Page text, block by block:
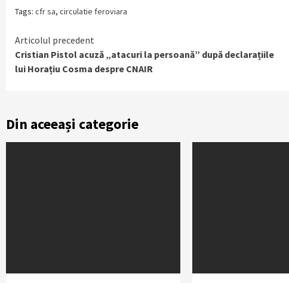
Tags: cfr sa, circulatie feroviara
Continue
Reading
Articolul precedent
Cristian Pistol acuză „atacuri la persoană” după declarațiile
lui Horațiu Cosma despre CNAIR
Din aceeași categorie